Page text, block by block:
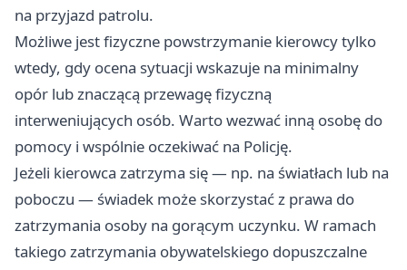
na przyjazd patrolu.
Możliwe jest fizyczne powstrzymanie kierowcy tylko
wtedy, gdy ocena sytuacji wskazuje na minimalny
opór lub znaczącą przewagę fizyczną
interweniujących osób. Warto wezwać inną osobę do
pomocy i wspólnie oczekiwać na Policję.
Jeżeli kierowca zatrzyma się — np. na światłach lub na
poboczu — świadek może skorzystać z prawa do
zatrzymania osoby na gorącym uczynku. W ramach
takiego zatrzymania obywatelskiego dopuszczalne